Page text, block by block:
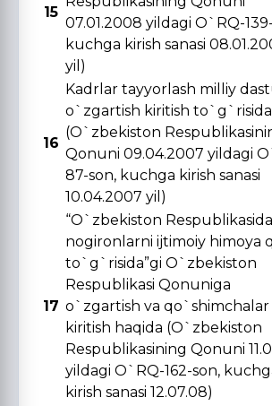
15
07.01.2008 yildagi O`RQ-
kuchga kirish sanasi
yil)
16
Kadrlar tayyorlash milliy
o`zgartish kiritish to`g`risida
(O`zbekiston
Qonuni 09.04.2007 yildagi
87-son, kuchga kirish sanasi
10.04.2007 yil)
17
“O`zbekiston Respublikasida
nogironlarni ijtimoiy himoya
to`g`risida”gi O`zbekiston
Respublikasi Qonuniga
o`zgartish va qo`shimchalar
kiritish haqida (O`zbekiston
Respublikasining Qonuni
yildagi O`RQ-162-son,
kirish sanasi 12.07.08)